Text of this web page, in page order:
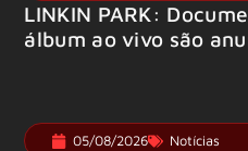
LINKIN PARK:
álbum ao vivo são
05/08/2026 Notícias